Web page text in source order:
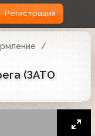
Регистрация
(ЗАТО